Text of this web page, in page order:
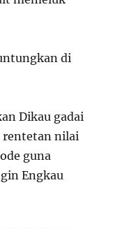
di
Dikau gadai
rentetan nilai
guna
Engkau